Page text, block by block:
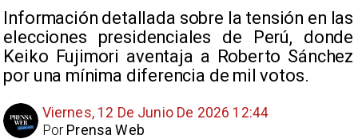
Información detallada sobre la tensión en las
elecciones presidenciales de Perú, donde
Keiko Fujimori aventaja a Roberto Sánchez
por una mínima diferencia de mil votos.
Viernes, 12 De Junio De 2026 12:44
Prensa Web
Por